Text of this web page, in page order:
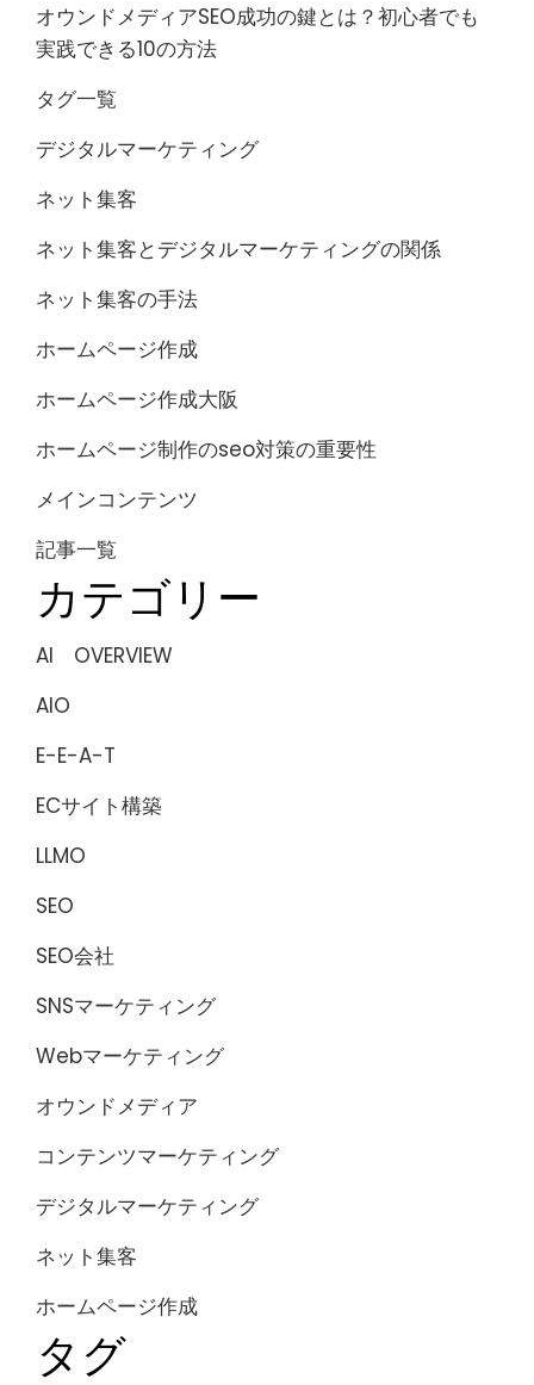
オウンドメディアSEO成功の鍵とは？初心者でも
実践できる10の方法
タグ一覧
デジタルマーケティング
ネット集客
ネット集客とデジタルマーケティングの関係
ネット集客の手法
ホームページ作成
ホームページ作成大阪
ホームページ制作のseo対策の重要性
メインコンテンツ
記事一覧
カテゴリー
AI OVERVIEW
AIO
E-E-A-T
ECサイト構築
LLMO
SEO
SEO会社
SNSマーケティング
Webマーケティング
オウンドメディア
コンテンツマーケティング
デジタルマーケティング
ネット集客
ホームページ作成
タグ